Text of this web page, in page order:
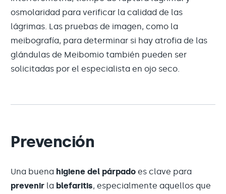
osmolaridad para verificar la calidad de las
lágrimas. Las pruebas de imagen, como la
meibografía, para determinar si hay atrofia de las
glándulas de Meibomio también pueden ser
solicitadas por el especialista en ojo seco.
Prevención
Una buena higiene del párpado es clave para
prevenir la blefaritis, especialmente aquellos que